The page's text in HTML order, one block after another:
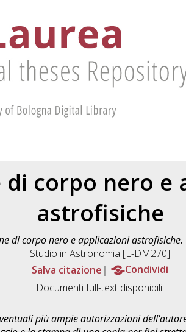
di corpo nero e
astrofisiche
di corpo nero e applicazioni astrofisiche.
Studio in Astronomia [L-DM270]
Salva citazione
Condividi
Documenti full-text disponibili:
più ampie autorizzazioni